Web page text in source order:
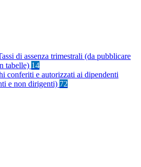
di assenza trimestrali (da pubblicare
tabelle) 14
conferiti e autorizzati ai dipendenti
e non dirigenti) 72